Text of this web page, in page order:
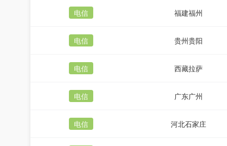
电信 福建福州
电信 贵州贵阳
电信 西藏拉萨
电信 广东广州
电信 河北石家庄